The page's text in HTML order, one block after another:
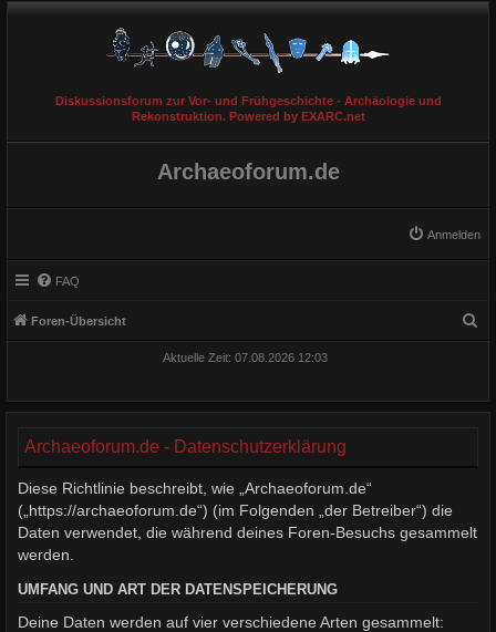
Diskussionsforum zur Vor- und Frühgeschichte - Archäologie und
Rekonstruktion. Powered by EXARC.net
Archaeoforum.de
Anmelden
FAQ
Foren-Übersicht
Aktuelle Zeit: 07.08.2026 12:03
Archaeoforum.de - Datenschutzerklärung
Diese Richtlinie beschreibt, wie „Archaeoforum.de“
(„https://archaeoforum.de“) (im Folgenden „der Betreiber“) die
Daten verwendet, die während deines Foren-Besuchs gesammelt
werden.
UMFANG UND ART DER DATENSPEICHERUNG
Deine Daten werden auf vier verschiedene Arten gesammelt: